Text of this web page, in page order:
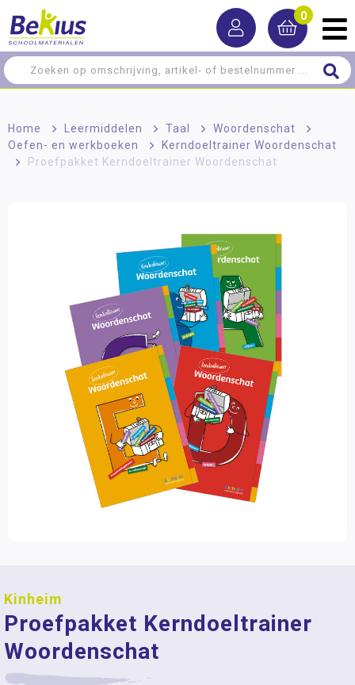
0
Home > Leermiddelen > Taal > Woordenschat
>
Oefen- en werkboeken
>
Kerndoeltrainer Woordenschat
>
Proefpakket Kerndoeltrainer Woordenschat
Kinheim
Proefpakket Kerndoeltrainer
Woordenschat